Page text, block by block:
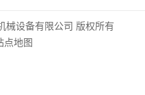
械设备有限公司 版权所有
点地图